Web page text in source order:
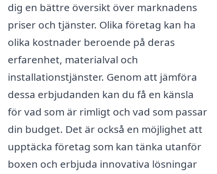
dig en bättre översikt över marknadens
priser och tjänster. Olika företag kan ha
olika kostnader beroende på deras
erfarenhet, materialval och
installationstjänster. Genom att jämföra
dessa erbjudanden kan du få en känsla
för vad som är rimligt och vad som passar
din budget. Det är också en möjlighet att
upptäcka företag som kan tänka utanför
boxen och erbjuda innovativa lösningar